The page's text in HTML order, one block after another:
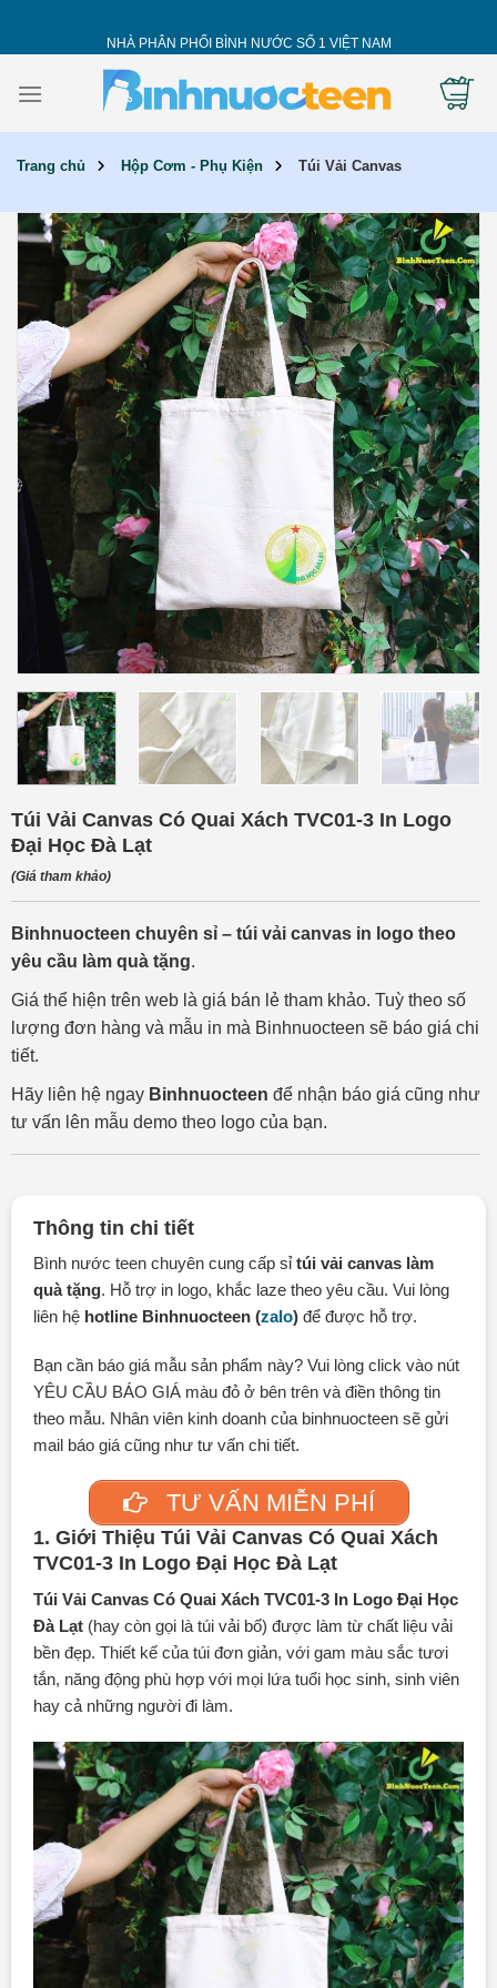
NHÀ PHÂN PHỐI BÌNH NƯỚC SỐ 1 VIỆT NAM
Trang chủ Hộp Cơm - Phụ Kiện Túi Vải Canvas
Túi Vải Canvas Có Quai Xách TVC01-3 In Logo
Đại Học Đà Lạt
(Giá tham khảo)
Binhnuocteen chuyên sỉ – túi vải canvas in logo theo
yêu cầu làm quà tặng.
Giá thể hiện trên web là giá bán lẻ tham khảo. Tuỳ theo số
lượng đơn hàng và mẫu in mà Binhnuocteen sẽ báo giá chi
tiết.
Hãy liên hệ ngay Binhnuocteen để nhận báo giá cũng như
tư vấn lên mẫu demo theo logo của bạn.
Thông tin chi tiết
Bình nước teen chuyên cung cấp sỉtúi vải canvas làm
quà tặng. Hỗ trợ in logo, khắc laze theo yêu cầu. Vui lòng
liên hệ hotline Binhnuocteen (zalo)để được hỗ trợ.
Bạn cần báo giá mẫu sản phẩm này? Vui lòng click vào nút
YÊU CẦU BÁO GIÁ màu đỏ ở bên trên và điền thông tin
theo mẫu. Nhân viên kinh doanh của binhnuocteen sẽ gửi
mail báo giá cũng như tư vấn chi tiết.
TƯ VẤN MIỄN PHÍ
1. Giới Thiệu Túi Vải Canvas Có Quai Xách
TVC01-3 In Logo Đại Học Đà Lạt
Túi Vải Canvas Có Quai Xách TVC01-3 In Logo Đại Học
Đà Lạt (hay còn gọi là túi vải bố) được làm từ chất liệu vải
bền đẹp. Thiết kế của túi đơn giản, với gam màu sắc tươi
tắn, năng động phù hợp với mọi lứa tuổi học sinh, sinh viên
hay cả những người đi làm.